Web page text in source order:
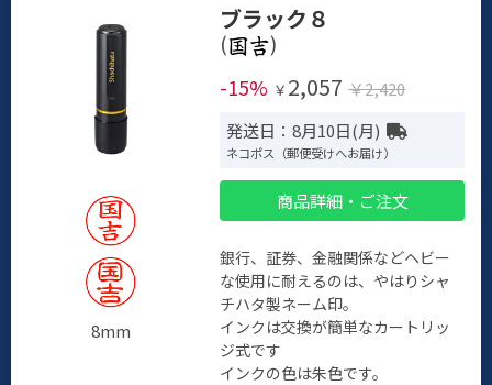
8mm
ブラック８
(
)
-15% ￥ 2,057 ￥2,420
発送日：8月10日(月)
ネコポス（郵便受けへお届け）
商品詳細・ご注文
銀行、証券、金融関係などヘビー
な使用に耐えるのは、やはりシャ
チハタ製ネーム印。
インクは交換が簡単なカートリッ
ジ式です
インクの色は朱色です。